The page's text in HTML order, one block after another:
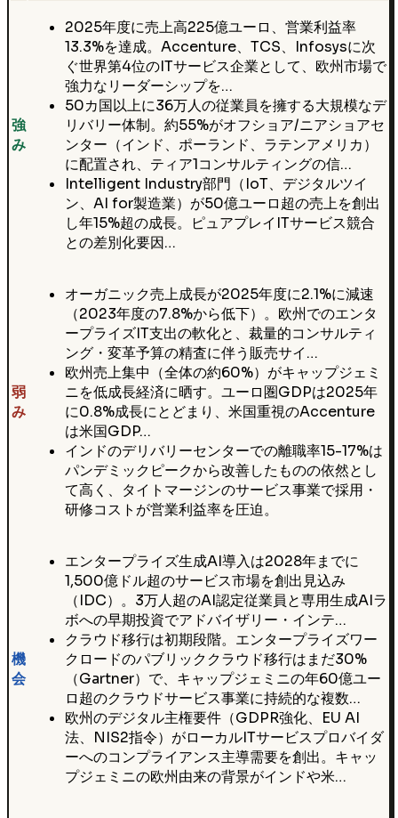
強
み
2025年度に売上高225億ユーロ、営業利益率
13.3%を達成。Accenture、TCS、Infosysに次
ぐ世界第4位のITサービス企業として、欧州市場で
強力なリーダーシップを…
50カ国以上に36万人の従業員を擁する大規模なデ
リバリー体制。約55%がオフショア/ニアショアセ
ンター（インド、ポーランド、ラテンアメリカ）
に配置され、ティア1コンサルティングの信…
Intelligent Industry部門（IoT、デジタルツイ
ン、AI for製造業）が50億ユーロ超の売上を創出
し年15%超の成長。ピュアプレイITサービス競合
との差別化要因…
弱
み
オーガニック売上成長が2025年度に2.1%に減速
（2023年度の7.8%から低下）。欧州でのエンタ
ープライズIT支出の軟化と、裁量的コンサルティ
ング・変革予算の精査に伴う販売サイ…
欧州売上集中（全体の約60%）がキャップジェミ
ニを低成長経済に晒す。ユーロ圏GDPは2025年
に0.8%成長にとどまり、米国重視のAccenture
は米国GDP…
インドのデリバリーセンターでの離職率15-17%は
パンデミックピークから改善したものの依然とし
て高く、タイトマージンのサービス事業で採用・
研修コストが営業利益率を圧迫。
機
会
エンタープライズ生成AI導入は2028年までに
1,500億ドル超のサービス市場を創出見込み
（IDC）。3万人超のAI認定従業員と専用生成AIラ
ボへの早期投資でアドバイザリー・インテ…
クラウド移行は初期段階。エンタープライズワー
クロードのパブリッククラウド移行はまだ30%
（Gartner）で、キャップジェミニの年60億ユー
ロ超のクラウドサービス事業に持続的な複数…
欧州のデジタル主権要件（GDPR強化、EU AI
法、NIS2指令）がローカルITサービスプロバイダ
ーへのコンプライアンス主導需要を創出。キャッ
プジェミニの欧州由来の背景がインドや米…